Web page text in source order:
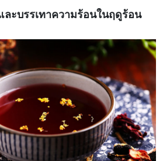
หลับ
เสริม
ละบรรเทาความร้อนในฤดูร้อน